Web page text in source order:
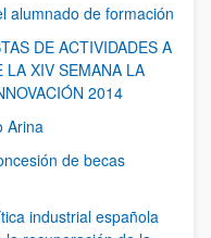
alumnado de formación
DE ACTIVIDADES A
LA XIV SEMANA LA
2014
Arina
de becas
industrial española